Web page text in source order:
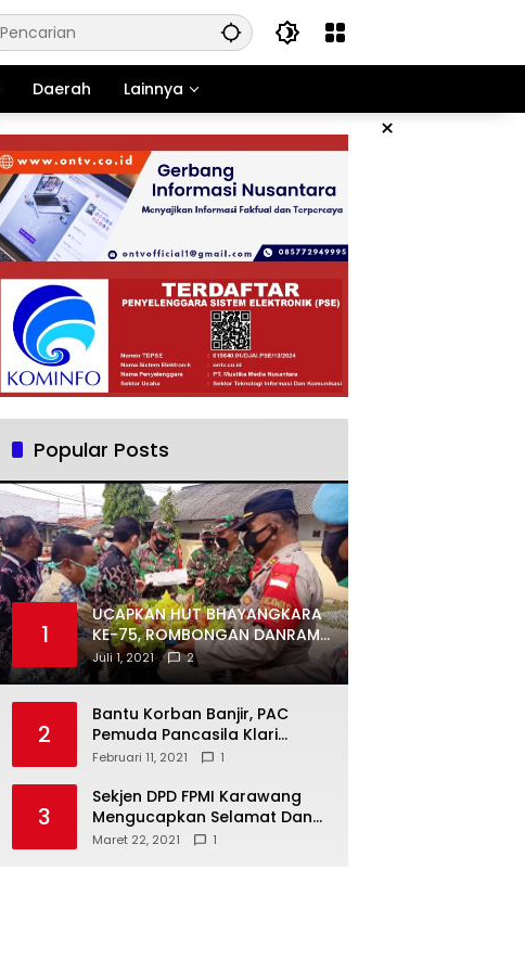
Daerah Lainnya
×
Popular Posts
1
UCAPKAN HUT BHAYANGKARA
KE-75, ROMBONGAN DANRAMIL
DAN CAMAT DATANGI
MAPOLSEK MUARAGEMBONG
Juli 1, 2021 2
2
Bantu Korban Banjir, PAC
Pemuda Pancasila Klari
Galang Donasi
Februari 11, 2021 1
3
Sekjen DPD FPMI Karawang
Mengucapkan Selamat Dan
Sukses Atas Kemenangan
Maret 22, 2021 1